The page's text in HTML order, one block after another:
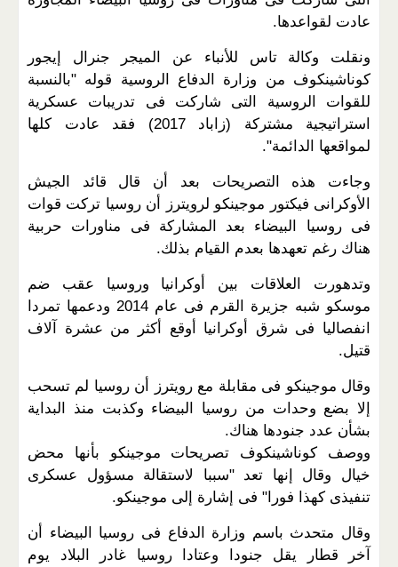
عادت لقواعدها.
ونقلت وكالة تاس للأنباء عن الميجر جنرال إيجور
كوناشينكوف من وزارة الدفاع الروسية قوله "بالنسبة
للقوات الروسية التى شاركت فى تدريبات عسكرية
استراتيجية مشتركة (زاباد 2017) فقد عادت كلها
لمواقعها الدائمة".
وجاءت هذه التصريحات بعد أن قال قائد الجيش
الأوكرانى فيكتور موجينكو لرويترز أن روسيا تركت قوات
فى روسيا البيضاء بعد المشاركة فى مناورات حربية
هناك رغم تعهدها بعدم القيام بذلك.
وتدهورت العلاقات بين أوكرانيا وروسيا عقب ضم
موسكو شبه جزيرة القرم فى عام 2014 ودعمها تمردا
انفصاليا فى شرق أوكرانيا أوقع أكثر من عشرة آلاف
قتيل.
وقال موجينكو فى مقابلة مع رويترز أن روسيا لم تسحب
إلا بضع وحدات من روسيا البيضاء وكذبت منذ البداية
بشأن عدد جنودها هناك.
ووصف كوناشينكوف تصريحات موجينكو بأنها محض
خيال وقال إنها تعد "سببا لاستقالة مسؤول عسكرى
تنفيذى كهذا فورا" فى إشارة إلى موجينكو.
وقال متحدث باسم وزارة الدفاع فى روسيا البيضاء أن
آخر قطار يقل جنودا وعتادا روسيا غادر البلاد يوم